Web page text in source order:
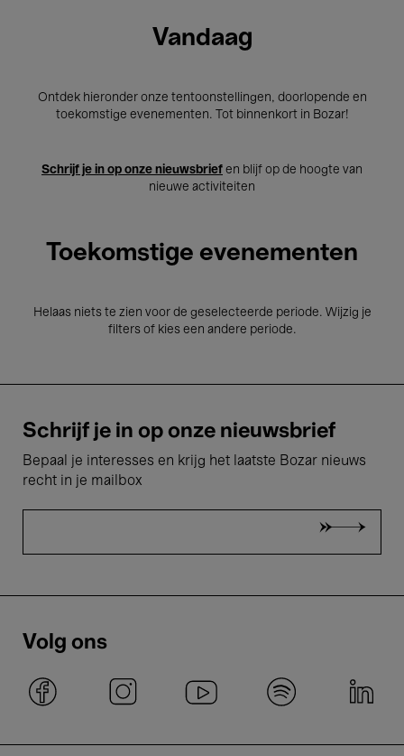
Vandaag
Ontdek hieronder onze tentoonstellingen, doorlopende en
toekomstige evenementen. Tot binnenkort in Bozar!
Schrijf je in op onze nieuwsbrief en blijf op de hoogte van
nieuwe activiteiten
Toekomstige evenementen
Helaas niets te zien voor de geselecteerde periode. Wijzig je
filters of kies een andere periode.
Schrijf je in op onze nieuwsbrief
Bepaal je interesses en krijg het laatste Bozar nieuws
recht in je mailbox
Volg ons